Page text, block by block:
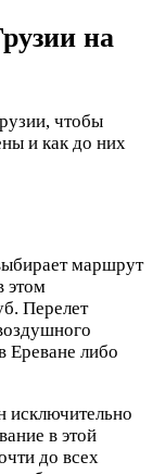
на
чтобы
и как до них
маршрут
этом
Перелет
Ереване либо
исключительно
в этой
до всех